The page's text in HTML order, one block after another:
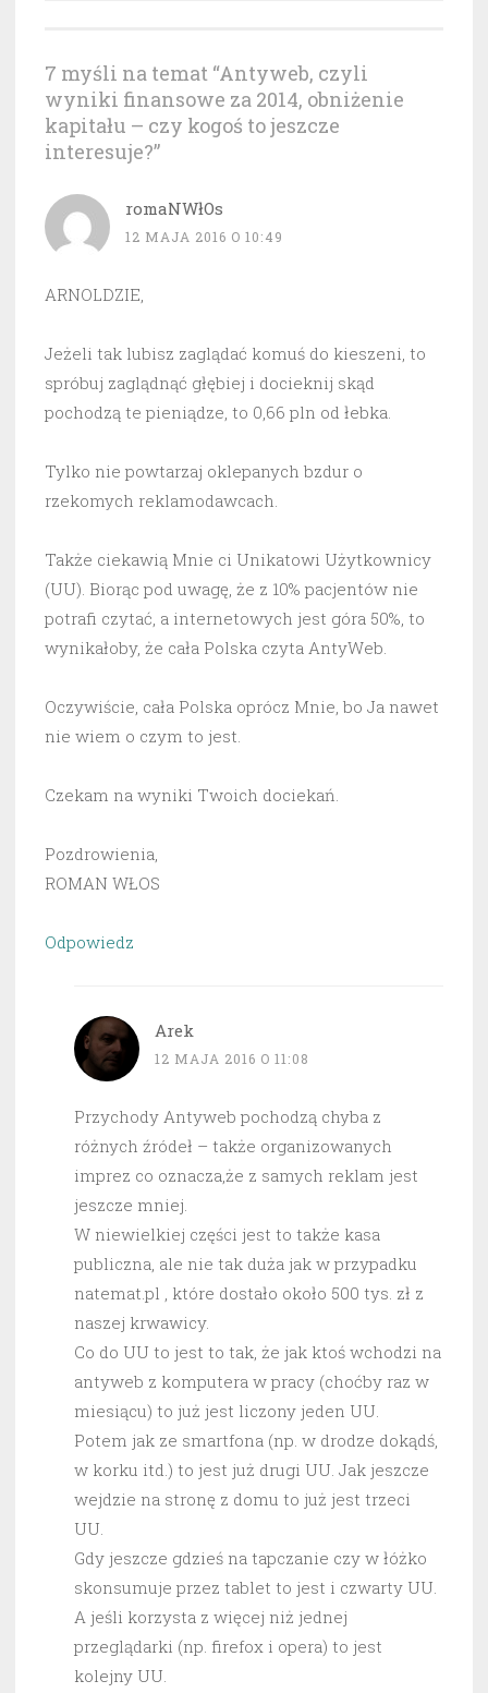
7 myśli na temat “Antyweb, czyli
wyniki finansowe za 2014, obniżenie
kapitału – czy kogoś to jeszcze
interesuje?”
romaNWłOs
12 MAJA 2016 O 10:49
ARNOLDZIE,
Jeżeli tak lubisz zaglądać komuś do kieszeni, to
spróbuj zaglądnąć głębiej i docieknij skąd
pochodzą te pieniądze, to 0,66 pln od łebka.
Tylko nie powtarzaj oklepanych bzdur o
rzekomych reklamodawcach.
Także ciekawią Mnie ci Unikatowi Użytkownicy
(UU). Biorąc pod uwagę, że z 10% pacjentów nie
potrafi czytać, a internetowych jest góra 50%, to
wynikałoby, że cała Polska czyta AntyWeb.
Oczywiście, cała Polska oprócz Mnie, bo Ja nawet
nie wiem o czym to jest.
Czekam na wyniki Twoich dociekań.
Pozdrowienia,
ROMAN WŁOS
Odpowiedz
Arek
12 MAJA 2016 O 11:08
Przychody Antyweb pochodzą chyba z
różnych źródeł – także organizowanych
imprez co oznacza,że z samych reklam jest
jeszcze mniej.
W niewielkiej części jest to także kasa
publiczna, ale nie tak duża jak w przypadku
natemat.pl , które dostało około 500 tys. zł z
naszej krwawicy.
Co do UU to jest to tak, że jak ktoś wchodzi na
antyweb z komputera w pracy (choćby raz w
miesiącu) to już jest liczony jeden UU.
Potem jak ze smartfona (np. w drodze dokądś,
w korku itd.) to jest już drugi UU. Jak jeszcze
wejdzie na stronę z domu to już jest trzeci
UU.
Gdy jeszcze gdzieś na tapczanie czy w łóżko
skonsumuje przez tablet to jest i czwarty UU.
A jeśli korzysta z więcej niż jednej
przeglądarki (np. firefox i opera) to jest
kolejny UU.